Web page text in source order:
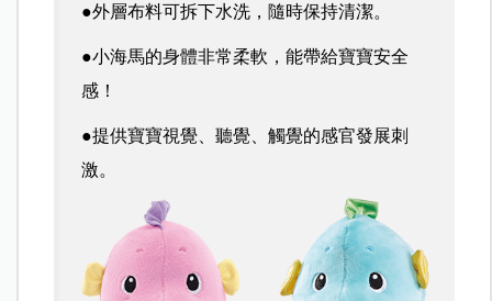
●外層布料可拆下水洗，隨時保持清潔。
●小海馬的身體非常柔軟，能帶給寶寶安全
感！
●提供寶寶視覺、聽覺、觸覺的感官發展刺
激。